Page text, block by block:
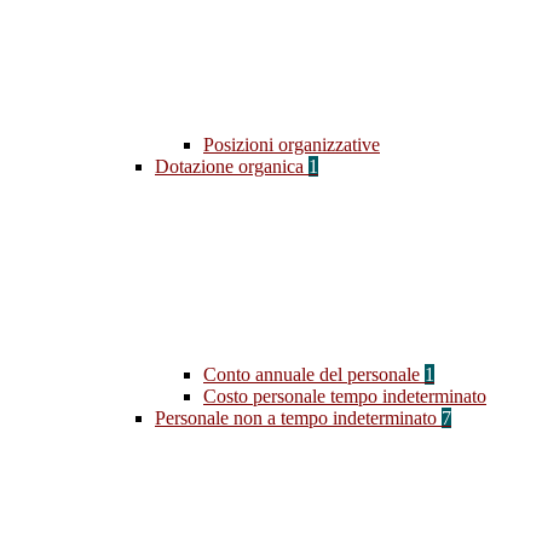
Posizioni organizzative
Dotazione organica 1
Conto annuale del personale 1
Costo personale tempo indeterminato
Personale non a tempo indeterminato 7